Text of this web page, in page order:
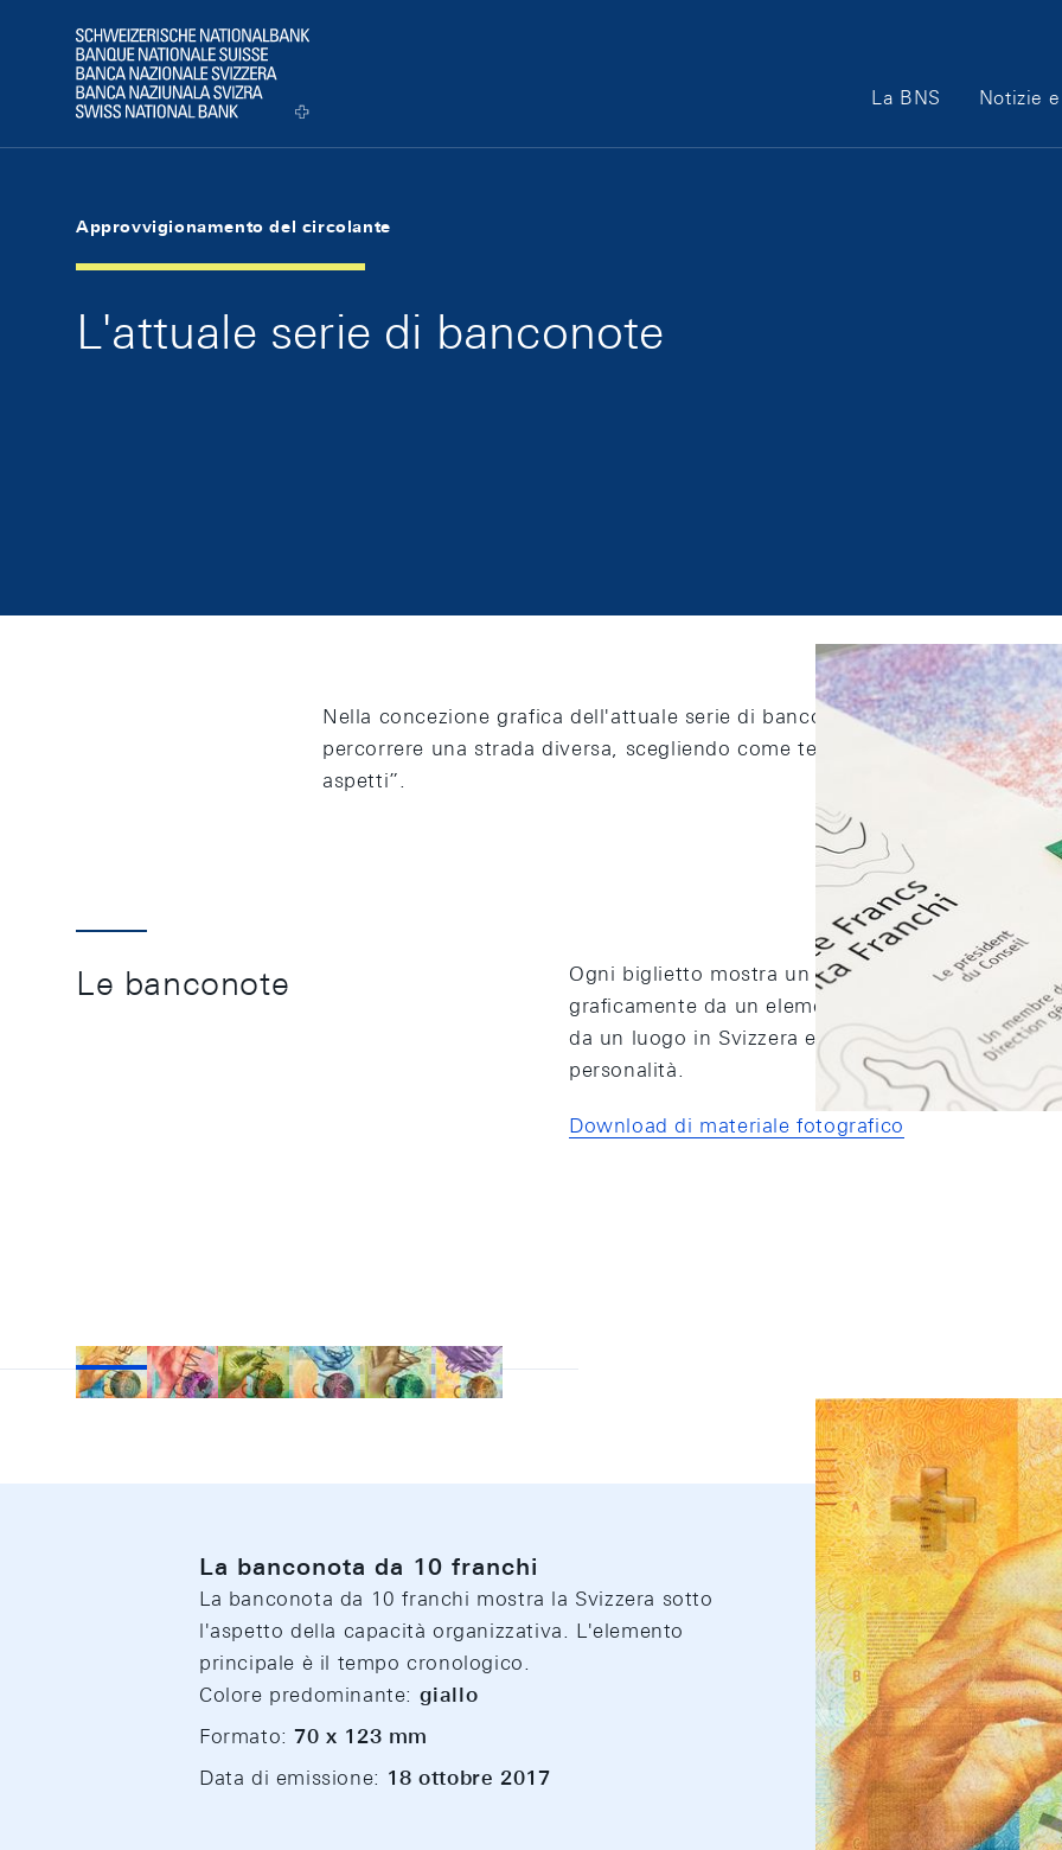
Logo
Main Navigation
La BNS Notizie
Approvvigionamento del circolante
L'attuale serie di banconote
Nella concezione grafica dell'attuale serie di banconote la Banca
percorrere una strada diversa, scegliendo come tema generale “La
aspetti”.
Le banconote
Ogni biglietto mostra un aspetto tipico del nostro
graficamente da un elemento principale.
da un luogo in Svizzera e da altri elementi
personalità.
Download di materiale fotografico
La banconota da 10 franchi
La banconota da 10 franchi mostra la Svizzera sotto
l'aspetto della capacità organizzativa. L'elemento
principale è il tempo cronologico.
Colore predominante: giallo
Formato:70 x 123 mm
Data di emissione: 18 ottobre 2017